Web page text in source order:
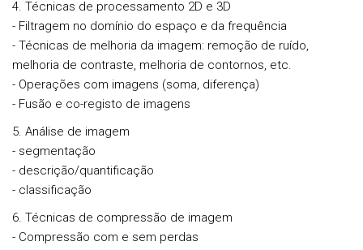
4. Técnicas de processamento 2D e 3D
- Filtragem no domínio do espaço e da frequência
- Técnicas de melhoria da imagem: remoção de ruído,
melhoria de contraste, melhoria de contornos, etc.
- Operações com imagens (soma, diferença)
- Fusão e co-registo de imagens
5. Análise de imagem
- segmentação
- descrição/quantificação
- classificação
6. Técnicas de compressão de imagem
- Compressão com e sem perdas